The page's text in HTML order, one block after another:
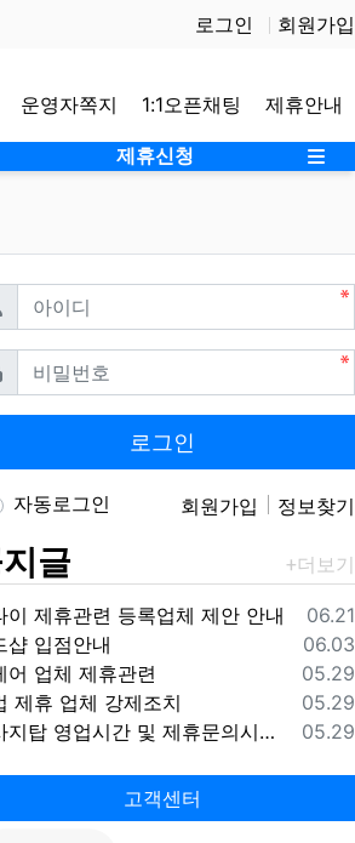
로그인 회원가입
운영자쪽지 1:1오픈채팅 제휴안내
제휴신청 사
필수
번호필수
로그인
자동로그인 회원가입 정보찾기
글
등록
06.21
이 제휴관련 등록업체 제안 안내
등록
06.03
샵 입점안내
등록
05.29
어 업체 제휴관련
등록
05.29
제휴 업체 강제조치
등록
05.29
마사지탑 영업시간 및 제휴문의시간 안내
고객센터